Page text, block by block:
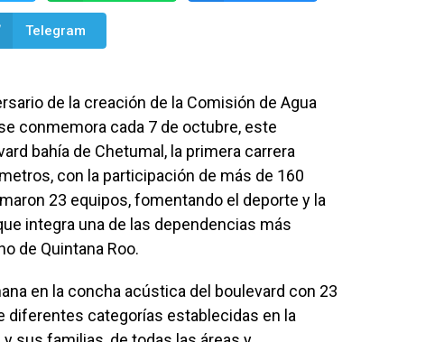
Telegram
de la creación de la Comisión de Agua
conmemora cada 7 de octubre, este
bahía de Chetumal, la primera carrera
con la participación de más de 160
23 equipos, fomentando el deporte y la
integra una de las dependencias más
de Quintana Roo.
en la concha acústica del boulevard con 23
diferentes categorías establecidas en la